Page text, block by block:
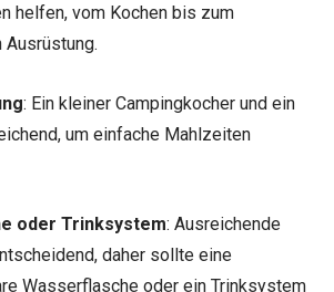
helfen, vom Kochen bis zum
Ausrüstung.
: Ein kleiner Campingkocher und ein
um einfache Mahlzeiten
oder Trinksystem: Ausreichende
daher sollte eine
Wasserflasche oder ein Trinksystem